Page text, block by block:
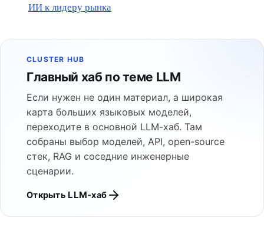
ИИ к лидеру рынка
CLUSTER HUB
Главный хаб по теме LLM
Если нужен не один материал, а широкая
карта больших языковых моделей,
переходите в основной LLM-хаб. Там
собраны выбор моделей, API, open-source
стек, RAG и соседние инженерные
сценарии.
Открыть LLM-хаб